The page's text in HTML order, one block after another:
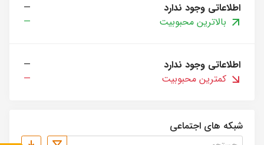
اطلاعاتی وجود ندارد
—
بالاترین محبوبیت
—
اطلاعاتی وجود ندارد
—
کمترین محبوبیت
—
شبکه های اجتماعی